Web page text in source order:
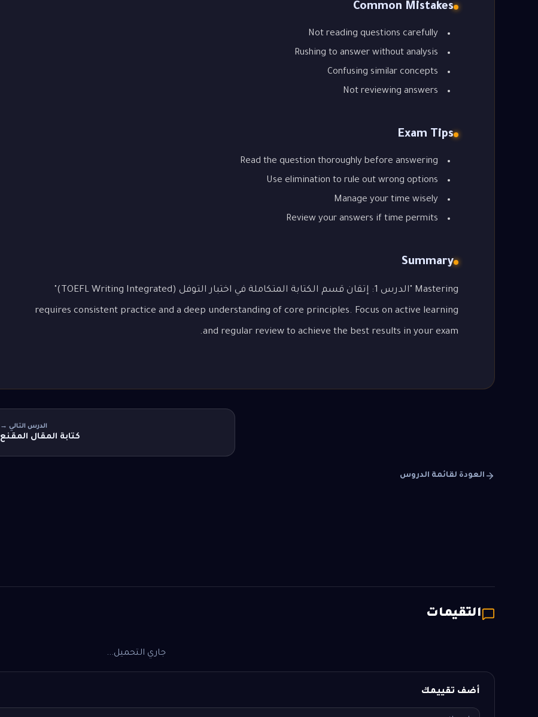
Common Mistakes
Not reading questions carefully
Rushing to answer without analysis
Confusing similar concepts
Not reviewing answers
Exam Tips
Read the question thoroughly before answering
Use elimination to rule out wrong options
Manage your time wisely
Review your answers if time permits
Summary
Mastering "الدرس 1: إتقان قسم الكتابة المتكاملة في اختبار التوفل (TOEFL Writing Integrated)"
requires consistent practice and a deep understanding of core principles. Focus on active learning
and regular review to achieve the best results in your exam.
الدرس التالي →
كتابة المقال المقنع
العودة لقائمة الدروس
التقيمات
جاري التحميل...
أضف تقييمك